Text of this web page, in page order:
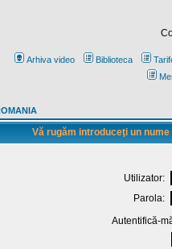
Arhiva video Biblioteca
Vă rugăm introduceţi un
Utilizator:
Parola:
Autentifică-